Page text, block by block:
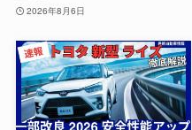
2026年8月6日